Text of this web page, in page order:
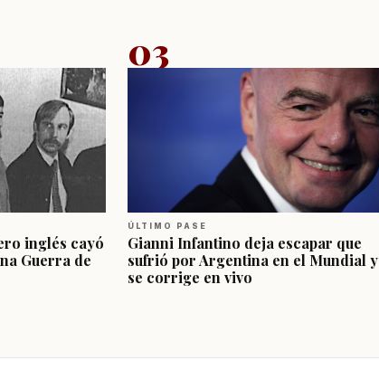
inglés cayó
Guerra de
03
ÚLTIMO PASE
Gianni Infantino deja escapar que
sufrió por Argentina en el Mundial y
se corrige en vivo